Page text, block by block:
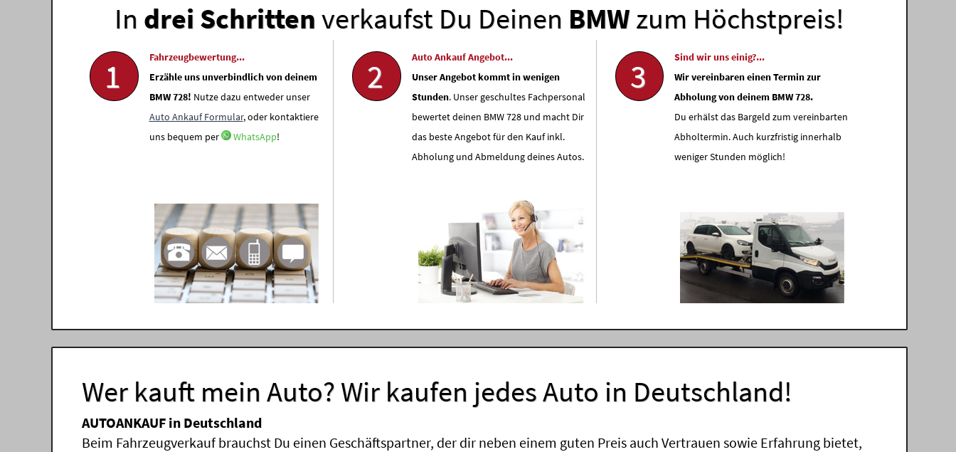
In drei Schrittenverkaufst Du Deinen BMWzum Höchstpreis!
1
Fahrzeugbewertung...
Erzähle uns unverbindlich von deinem
BMW 728! Nutze dazu entweder unser
Auto Ankauf Formular, oder kontaktiere
uns bequem per
WhatsApp!
2
Auto Ankauf Angebot...
Unser Angebot kommt in wenigen
Stunden. Unser geschultes Fachpersonal
bewertet deinen BMW 728 und macht Dir
das beste Angebot für den Kauf inkl.
Abholung und Abmeldung deines Autos.
3
Sind wir uns einig?...
Wir vereinbaren einen Termin zur
Abholung von deinem BMW 728.
Du erhälst das Bargeld zum vereinbarten
Abholtermin. Auch kurzfristig innerhalb
weniger Stunden möglich!
Wer kauft mein Auto? Wir kaufen jedes Auto in Deutschland!
AUTOANKAUF in Deutschland
Beim Fahrzeugverkauf brauchst Du einen Geschäftspartner, der dir neben einem guten Preis auch Vertrauen sowie Erfahrung bietet,